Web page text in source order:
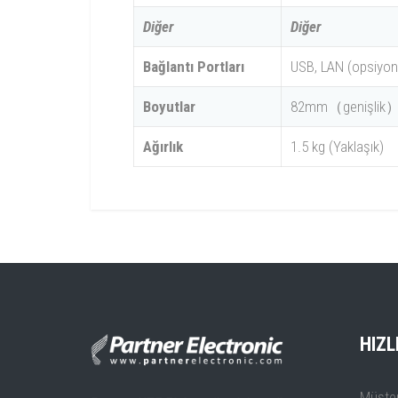
Diğer Diğer
Bağlantı Portları USB, LAN
Boyutlar 82mm（genişlik
Ağırlık 1.5 kg (Yaklaşık)
SPE8205 500W 0-80V